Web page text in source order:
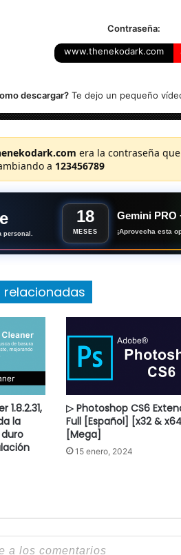
Windows (x32 & x64-bits)
Contraseña:
www.thenekodark.com
descargar? Te dejo un pequeño
era la contraseña
a 123456789
personal.
18
MESES
Gemini PRO
¡Aprovecha esta
relacionadas
1.8.2.31,
la
▷ Photoshop CS6
Full [Español] [x32 &
[Mega]
15 enero, 2024